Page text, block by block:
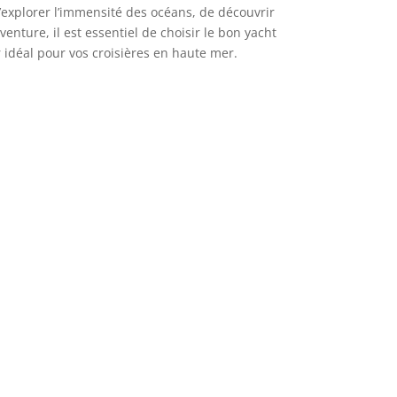
l’immensité des océans, de découvrir
il est essentiel de choisir le bon yacht
pour vos croisières en haute mer.